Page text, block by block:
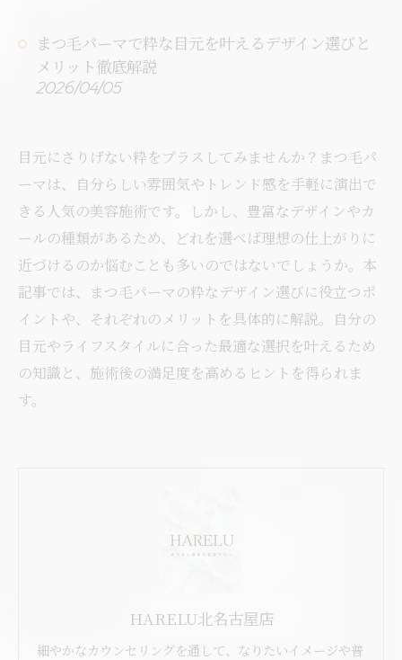
まつ毛パーマで粋な目元を叶えるデザイン選びと
メリット徹底解説
2026/04/05
目元にさりげない粋をプラスしてみませんか？まつ毛パ
ーマは、自分らしい雰囲気やトレンド感を手軽に演出で
きる人気の美容施術です。しかし、豊富なデザインやカ
ールの種類があるため、どれを選べば理想の仕上がりに
近づけるのか悩むことも多いのではないでしょうか。本
記事では、まつ毛パーマの粋なデザイン選びに役立つポ
イントや、それぞれのメリットを具体的に解説。自分の
目元やライフスタイルに合った最適な選択を叶えるため
の知識と、施術後の満足度を高めるヒントを得られま
す。
HARELU北名古屋店
細やかなカウンセリングを通して、なりたいイメージや普